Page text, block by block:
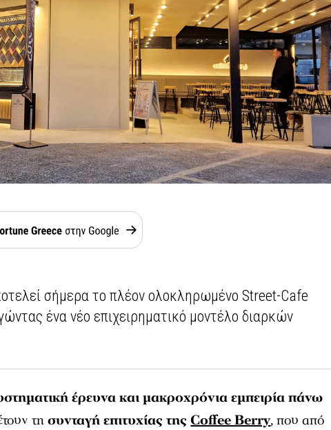
σήμερα το πλέον ολοκληρωμένο Street-Cafe
ένα νέο επιχειρηματικό μοντέλο διαρκών
έρευνα και μακροχρόνια εμπειρία πάνω
τησυνταγή επιτυχίας τηςCoffee Berry, που από